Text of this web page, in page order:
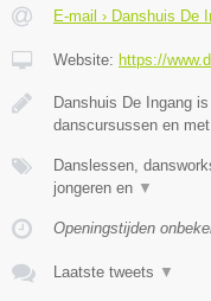
E-mail › Danshuis De
Website: https://
Danshuis De Ingang
danscursussen en met
Danslessen,
jongeren en ▼
Openingstijden
Laatste tweets ▼